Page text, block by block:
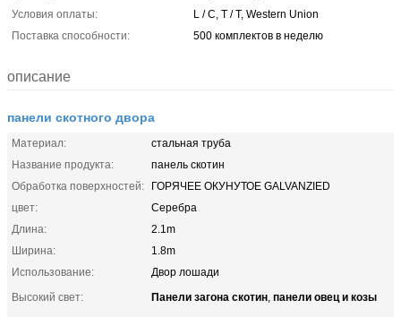
Условия оплаты:
L / C, T / T, Western Union
Поставка способности:
500 комплектов в неделю
описание
панели скотного двора
Материал:
стальная труба
Название продукта:
панель скотин
Обработка поверхностей:
ГОРЯЧЕЕ ОКУНУТОЕ GALVANZIED
цвет:
Серебра
Длина:
2.1m
Ширина:
1.8m
Использование:
Двор лошади
Высокий свет:
Панели загона скотин, панели овец и козы